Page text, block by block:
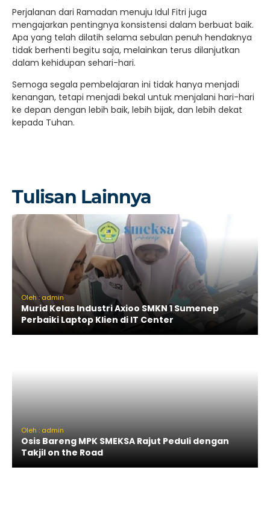
Perjalanan dari Ramadan menuju Idul Fitri juga
mengajarkan pentingnya konsistensi dalam berbuat baik.
Apa yang telah dilatih selama sebulan penuh hendaknya
tidak berhenti begitu saja, melainkan terus dilanjutkan
dalam kehidupan sehari-hari.
Semoga segala pembelajaran ini tidak hanya menjadi
kenangan, tetapi menjadi bekal untuk menjalani hari-hari
ke depan dengan lebih baik, lebih bijak, dan lebih dekat
kepada Tuhan.
Tulisan Lainnya
Oleh : admin
Murid Kelas Industri Axioo SMKN 1 Sumenep
Perbaiki Laptop Klien di IT Center
Oleh : admin
Osis Bareng MPK SMEKSA Rajut Peduli dengan
Takjil on the Road